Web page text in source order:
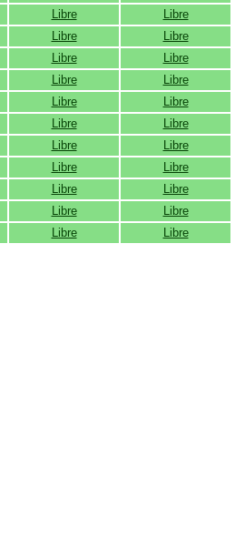
Libre
Libre
Libre
Libre
Libre
Libre
Libre
Libre
Libre
Libre
Libre
Libre
Libre
Libre
Libre
Libre
Libre
Libre
Libre
Libre
Libre Libre